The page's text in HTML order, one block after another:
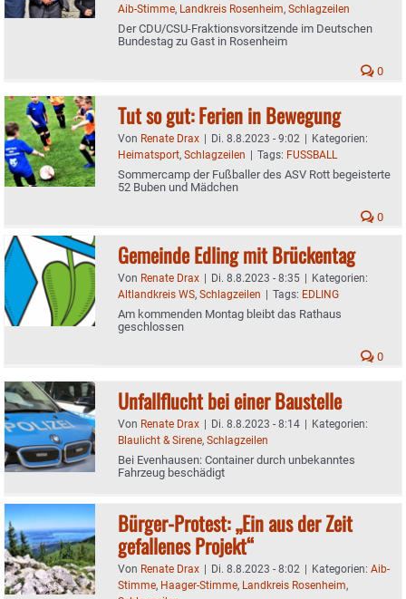
Aib-Stimme, Landkreis Rosenheim, Schlagzeilen
Der CDU/CSU-Fraktionsvorsitzende im Deutschen
Bundestag zu Gast in Rosenheim
0
Tut so gut: Ferien in Bewegung
Von Renate Drax | Di. 8.8.2023 - 9:02 | Kategorien:
Heimatsport, Schlagzeilen | Tags: FUSSBALL
Sommercamp der Fußballer des ASV Rott begeisterte
52 Buben und Mädchen
0
Gemeinde Edling mit Brückentag
Von Renate Drax | Di. 8.8.2023 - 8:35 | Kategorien:
Altlandkreis WS, Schlagzeilen | Tags: EDLING
Am kommenden Montag bleibt das Rathaus
geschlossen
0
Unfallflucht bei einer Baustelle
Von Renate Drax | Di. 8.8.2023 - 8:14 | Kategorien:
Blaulicht & Sirene, Schlagzeilen
Bei Evenhausen: Container durch unbekanntes
Fahrzeug beschädigt
Bürger-Protest: „Ein aus der Zeit
gefallenes Projekt“
Von Renate Drax | Di. 8.8.2023 - 8:02 | Kategorien: Aib-
Stimme, Haager-Stimme, Landkreis Rosenheim,